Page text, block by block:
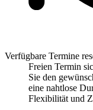
Verfügbare Termine
Freien Termin
Sie den
eine nahtlose
Flexibilität und